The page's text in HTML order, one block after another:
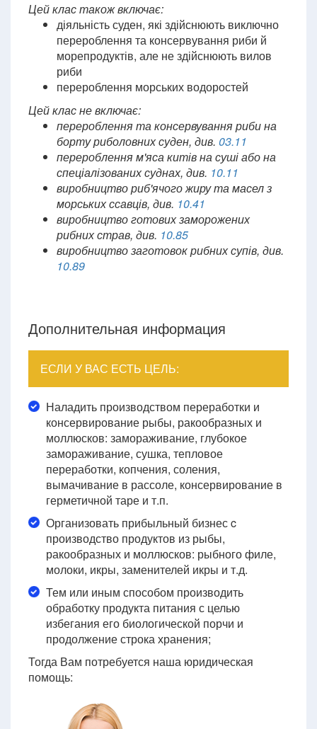
Цей клас також включає:
діяльність суден, які здійснюють виключно
перероблення та консервування риби й
морепродуктів, але не здійснюють вилов
риби
перероблення морських водоростей
Цей клас не включає:
перероблення та консервування риби на
борту риболовних суден, див. 03.11
перероблення м'яса китів на суші або на
спеціалізованих суднах, див. 10.11
виробництво риб'ячого жиру та масел з
морських ссавців, див. 10.41
виробництво готових заморожених
рибних страв, див. 10.85
виробництво заготовок рибних супів, див.
10.89
Дополнительная информация
ЕСЛИ У ВАС ЕСТЬ ЦЕЛЬ:
Наладить производством переработки и
консервирование рыбы, ракообразных и
моллюсков: замораживание, глубокое
замораживание, сушка, тепловое
переработки, копчения, соления,
вымачивание в рассоле, консервирование в
герметичной таре и т.п.
Организовать прибыльный бизнес c
производство продуктов из рыбы,
ракообразных и моллюсков: рыбного филе,
молоки, икры, заменителей икры и т.д.
Тем или иным способом производить
обработку продукта питания с целью
избегания его биологической порчи и
продолжение строка хранения;
Тогда Вам потребуется наша юридическая
помощь: